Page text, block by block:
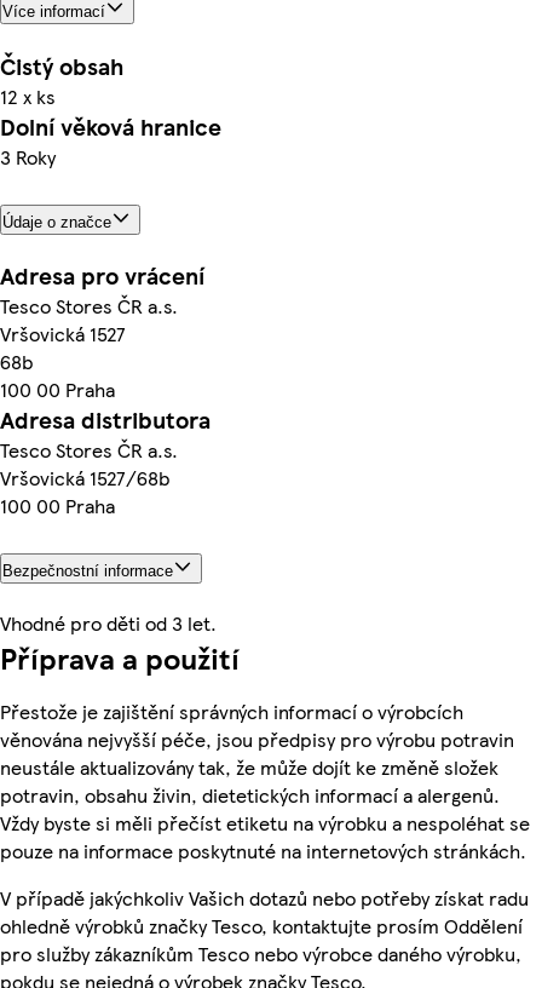
Více informací
Čistý obsah
12 x ks
Dolní věková hranice
3 Roky
Údaje o značce
Adresa pro vrácení
Tesco Stores ČR a.s.
Vršovická 1527
68b
100 00 Praha
Adresa distributora
Tesco Stores ČR a.s.
Vršovická 1527/68b
100 00 Praha
Bezpečnostní informace
Vhodné pro děti od 3 let.
Příprava a použití
Přestože je zajištění správných informací o výrobcích
věnována nejvyšší péče, jsou předpisy pro výrobu potravin
neustále aktualizovány tak, že může dojít ke změně složek
potravin, obsahu živin, dietetických informací a alergenů.
Vždy byste si měli přečíst etiketu na výrobku a nespoléhat se
pouze na informace poskytnuté na internetových stránkách.
V případě jakýchkoliv Vašich dotazů nebo potřeby získat radu
ohledně výrobků značky Tesco, kontaktujte prosím Oddělení
pro služby zákazníkům Tesco nebo výrobce daného výrobku,
pokdu se nejedná o výrobek značky Tesco.